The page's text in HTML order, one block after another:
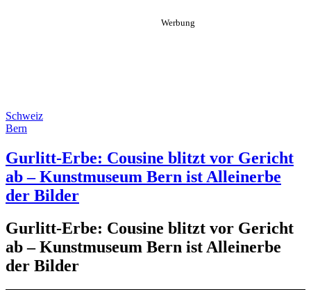
Schweiz
Bern
Gurlitt-Erbe: Cousine blitzt vor Gericht
ab – Kunstmuseum Bern ist Alleinerbe
der Bilder
Gurlitt-Erbe: Cousine blitzt vor Gericht
ab – Kunstmuseum Bern ist Alleinerbe
der Bilder